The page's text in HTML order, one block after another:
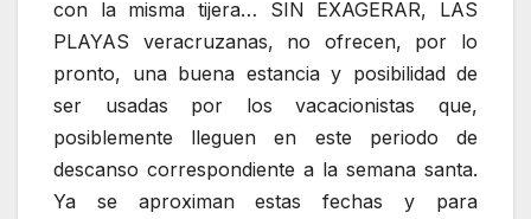
con la misma tijera… SIN EXAGERAR, LAS
PLAYAS veracruzanas, no ofrecen, por lo
pronto, una buena estancia y posibilidad de
ser usadas por los vacacionistas que,
posiblemente lleguen en este periodo de
descanso correspondiente a la semana santa.
Ya se aproximan estas fechas y para